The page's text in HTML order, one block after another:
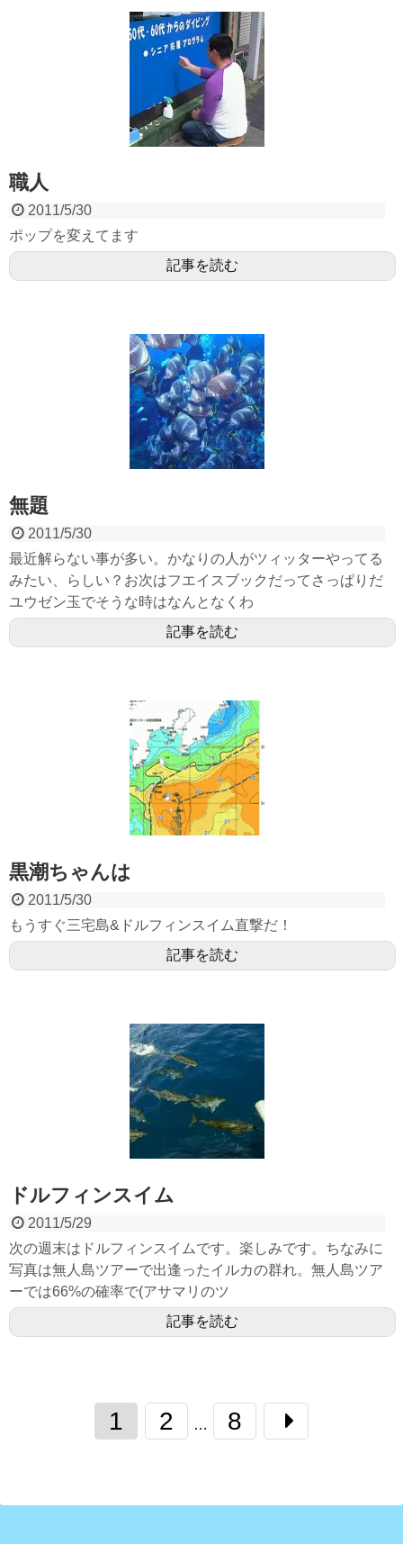
職人
2011/5/30
ポップを変えてます
記事を読む
無題
2011/5/30
最近解らない事が多い。かなりの人がツィッターやってる
みたい、らしい？お次はフエイスブックだってさっぱりだ
ユウゼン玉でそうな時はなんとなくわ
記事を読む
黒潮ちゃんは
2011/5/30
もうすぐ三宅島&ドルフィンスイム直撃だ！
記事を読む
ドルフィンスイム
2011/5/29
次の週末はドルフィンスイムです。楽しみです。ちなみに
写真は無人島ツアーで出逢ったイルカの群れ。無人島ツア
ーでは66%の確率で(アサマリのツ
記事を読む
1 2 … 8